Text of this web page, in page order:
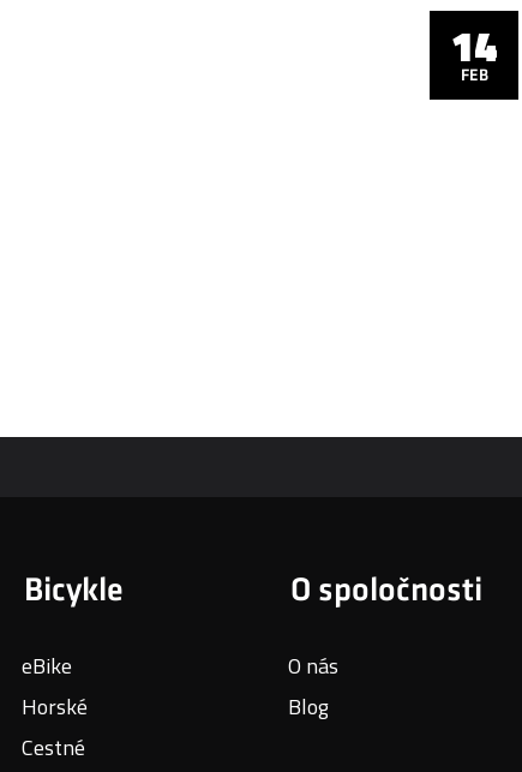
14
FEB
Bicykle
eBike
Horské
Cestné
O spoločnosti
O nás
Blog